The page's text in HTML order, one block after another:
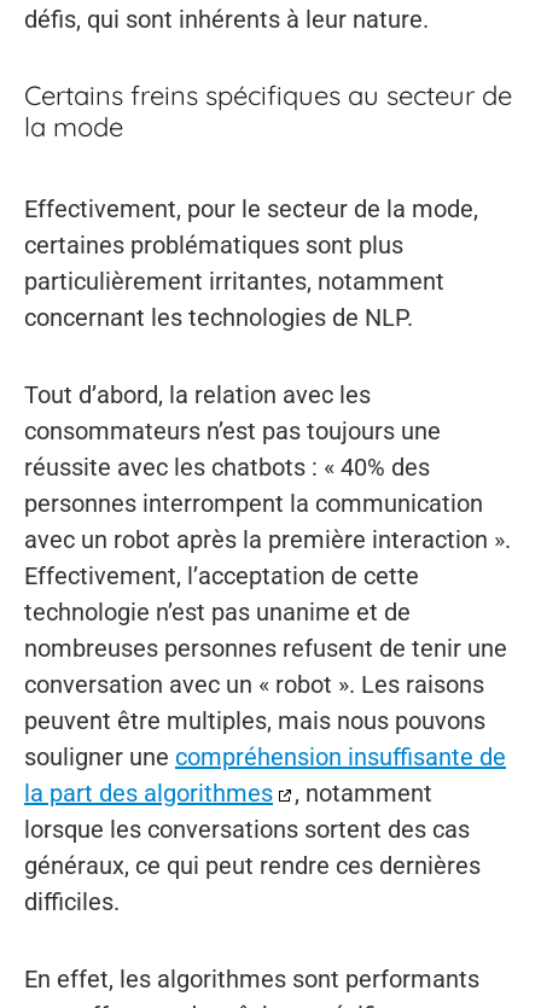
défis, qui sont inhérents à leur nature.
Certains freins spécifiques au secteur de
la mode
Effectivement, pour le secteur de la mode,
certaines problématiques sont plus
particulièrement irritantes, notamment
concernant les technologies de NLP.
Tout d’abord, la relation avec les
consommateurs n’est pas toujours une
réussite avec les chatbots : « 40% des
personnes interrompent la communication
avec un robot après la première interaction ».
Effectivement, l’acceptation de cette
technologie n’est pas unanime et de
nombreuses personnes refusent de tenir une
conversation avec un « robot ». Les raisons
peuvent être multiples, mais nous pouvons
souligner une compréhension insuffisante de
la part des algorithmes
, notamment
lorsque les conversations sortent des cas
généraux, ce qui peut rendre ces dernières
difficiles.
En effet, les algorithmes sont performants